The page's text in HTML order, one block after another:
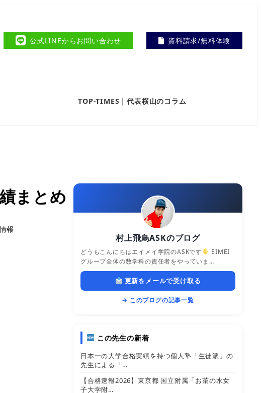
公式LINEからお問い合わせ 資料請求/無料体験
TOP-TIMES｜代表横山のコラム
まとめ
ー報
村上飛鳥ASKのブログ
どうもこんにちはエイメイ学院のASKです
EIMEI
グループ全体の数学科の責任者をやっていま…
更新をメールで受け取る
→ このブログの記事一覧
この先生の新着
日本一の大学合格実績を持つ個人塾「生徒派」の
先生による「…
【合格速報2026】東京都 国立附属「お茶の水女
子大学附…